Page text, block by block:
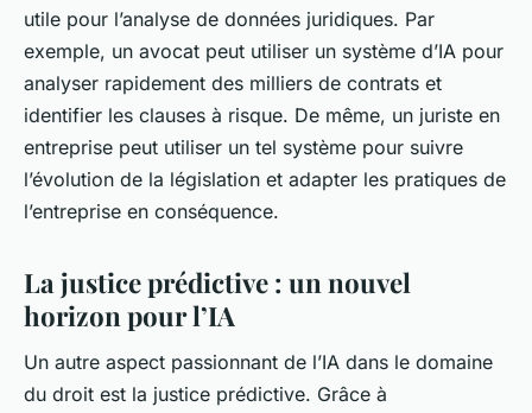
utile pour l’analyse de données juridiques. Par
exemple, un avocat peut utiliser un système d’IA pour
analyser rapidement des milliers de contrats et
identifier les clauses à risque. De même, un juriste en
entreprise peut utiliser un tel système pour suivre
l’évolution de la législation et adapter les pratiques de
l’entreprise en conséquence.
La justice prédictive : un nouvel
horizon pour l’IA
Un autre aspect passionnant de l’IA dans le domaine
du droit est la justice prédictive. Grâce à